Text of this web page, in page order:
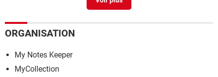
Microsoft Money 2005 : gratuit et fonctionnel sous
Facturation
Windows> Guide
ORGANISATION
My Notes Keeper
MyCollection